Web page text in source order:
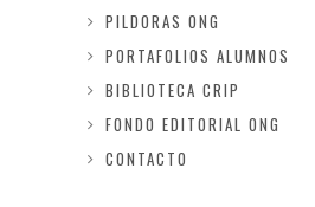
PILDORAS ONG
PORTAFOLIOS ALUMNOS
BIBLIOTECA CRIP
FONDO EDITORIAL ONG
CONTACTO